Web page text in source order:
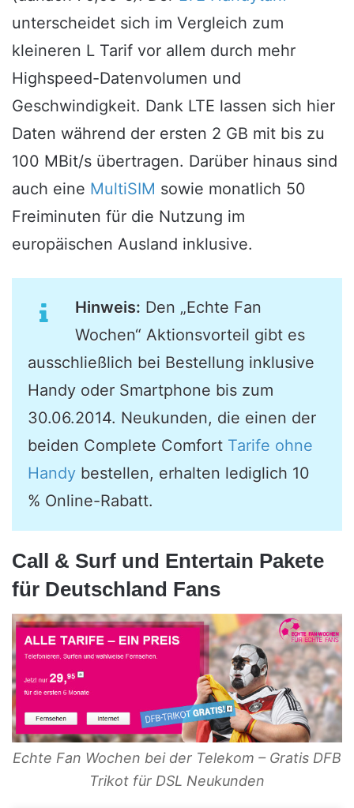
unterscheidet sich im Vergleich zum
kleineren L Tarif vor allem durch mehr
Highspeed-Datenvolumen und
Geschwindigkeit. Dank LTE lassen sich hier
Daten während der ersten 2 GB mit bis zu
100 MBit/s übertragen. Darüber hinaus sind
auch eine MultiSIM sowie monatlich 50
Freiminuten für die Nutzung im
europäischen Ausland inklusive.
Hinweis: Den „Echte Fan
Wochen“ Aktionsvorteil gibt es
ausschließlich bei Bestellung inklusive
Handy oder Smartphone bis zum
30.06.2014. Neukunden, die einen der
beiden Complete Comfort Tarife ohne
Handy bestellen, erhalten lediglich 10
% Online-Rabatt.
Call & Surf und Entertain Pakete
für Deutschland Fans
Echte Fan Wochen bei der Telekom – Gratis DFB
Trikot für DSL Neukunden